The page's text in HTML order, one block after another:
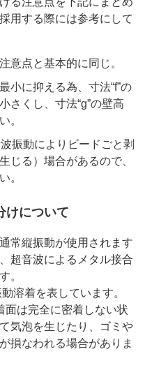
用する際には参考にして
意点と基本的に同じ。
小に抑える為、寸法“f”の
さくし、寸法“g”の壁高
。
振動によりビードごと剥
じる）場合があるので、
。
けについて
常縦振動が使用されます
超音波によるメタル接合
。
溶着を表しています。
面は完全に密着しない状
気泡を生じたり、ゴミや
損なわれる場合がありま